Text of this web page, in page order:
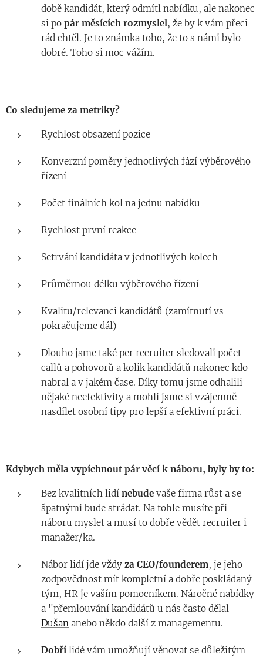
době kandidát, který odmítl nabídku, ale nakonec
si po pár měsících rozmyslel, že by k vám přeci
rád chtěl. Je to známka toho, že to s námi bylo
dobré. Toho si moc vážím.
Co sledujeme za metriky?
Rychlost obsazení pozice
Konverzní poměry jednotlivých fází výběrového
řízení
Počet finálních kol na jednu nabídku
Rychlost první reakce
Setrvání kandidáta v jednotlivých kolech
Průměrnou délku výběrového řízení
Kvalitu/relevanci kandidátů (zamítnutí vs
pokračujeme dál)
Dlouho jsme také per recruiter sledovali počet
callů a pohovorů a kolik kandidátů nakonec kdo
nabral a v jakém čase. Díky tomu jsme odhalili
nějaké neefektivity a mohli jsme si vzájemně
nasdílet osobní tipy pro lepší a efektivní práci.
Kdybych měla vypíchnout pár věcí k náboru, byly by to:
Bez kvalitních lidí nebude vaše firma růst a se
špatnými bude strádat. Na tohle musíte při
náboru myslet a musí to dobře vědět recruiter i
manažer/ka.
Nábor lidí jde vždy za CEO/founderem, je jeho
zodpovědnost mít kompletní a dobře poskládaný
tým, HR je vaším pomocníkem. Náročné nabídky
a "přemlouvání kandidátů u nás často dělal
Dušan anebo někdo další z managementu.
Dobří lidé vám umožňují věnovat se důležitým